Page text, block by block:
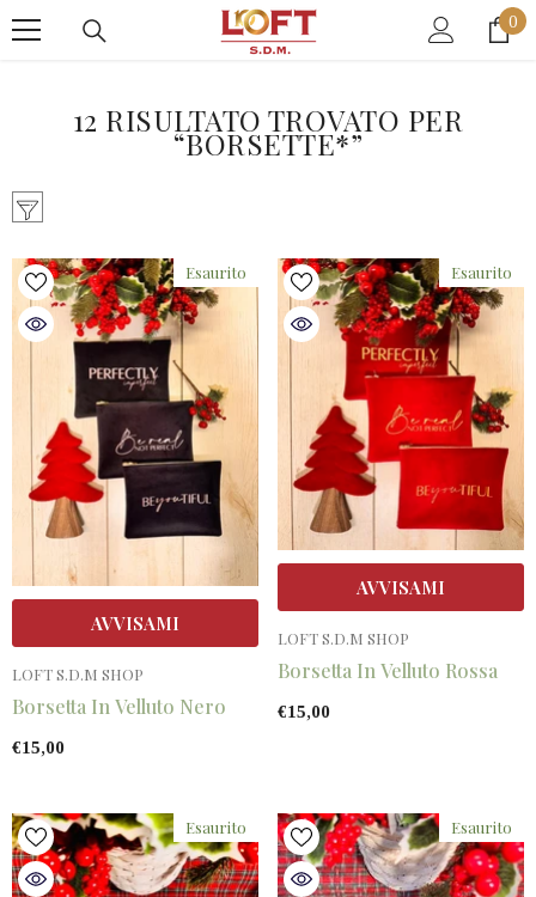
0
0
12 RISULTATO TROVATO PER
“BORSETTE*”
Esaurito
AVVISAMI
VENDITORE:
LOFT S.D.M SHOP
Borsetta In Velluto Nero
€15,00
Esaurito
AVVISAMI
VENDITORE:
LOFT S.D.M SHOP
Borsetta In Velluto Rossa
€15,00
Esaurito Esaurito